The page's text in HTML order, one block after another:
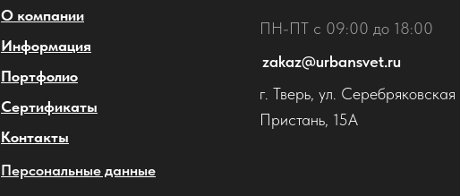
О компании
Информация
Портфолио
Сертификаты
Контакты
ПН-ПТ с 09:00 до 18:00
г. Тверь, ул. Серебряковская
Пристань, 15А
zakaz@urbansvet.ru
Персональные данные